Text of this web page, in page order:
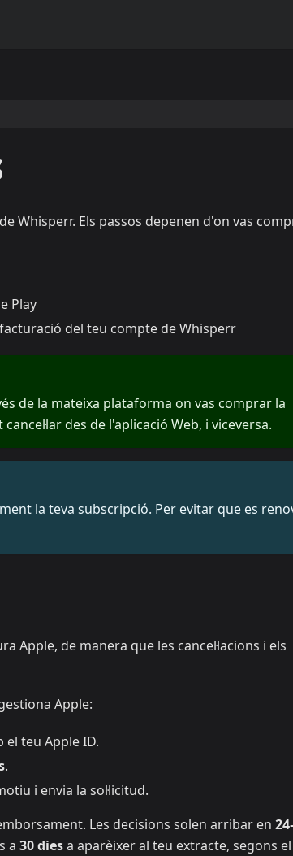
Whisperr. Els passos depenen d'on vas
Play
del teu compte de Whisperr
de la mateixa plataforma on vas comprar la
des de l'aplicació Web, i viceversa.
la teva subscripció. Per evitar que es
Apple, de manera que les cancel·lacions i els
Apple:
el teu Apple ID.
.
i envia la sol·licitud.
Les decisions solen arribar en
a 30 diesa aparèixer al teu extracte, segons el